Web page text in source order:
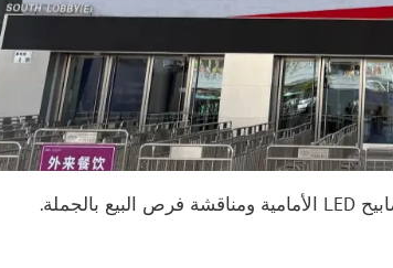
ندعوك بحرارة لزيارة جناحنا والاطلاع على أحدث ترقيات مصابيح LED الأمامية ومناقشة فرص البيع بالجملة.